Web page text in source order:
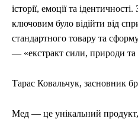
історії, емоції та
ключовим було відійти від
стандартного товару та
— «екстракт сили, природи та
Тарас Ковальчук, засновник
Мед — це унікальний